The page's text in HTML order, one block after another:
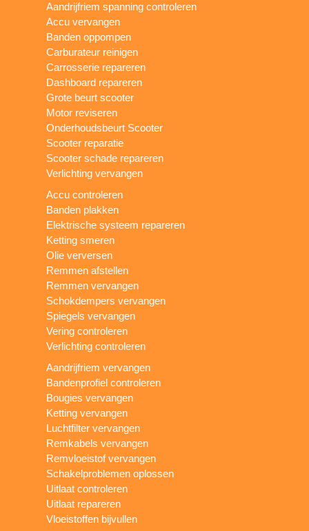
Aandrijfriem spanning controleren
Accu vervangen
Banden oppompen
Carburateur reinigen
Carrosserie repareren
Dashboard repareren
Grote beurt scooter
Motor reviseren
Onderhoudsbeurt Scooter
Scooter reparatie
Scooter schade repareren
Verlichting vervangen
Accu controleren
Banden plakken
Elektrische systeem repareren
Ketting smeren
Olie verversen
Remmen afstellen
Remmen vervangen
Schokdempers vervangen
Spiegels vervangen
Vering controleren
Verlichting controleren
Aandrijfriem vervangen
Bandenprofiel controleren
Bougies vervangen
Ketting vervangen
Luchtfilter vervangen
Remkabels vervangen
Remvloeistof vervangen
Schakelproblemen oplossen
Uitlaat controleren
Uitlaat repareren
Vloeistoffen bijvullen